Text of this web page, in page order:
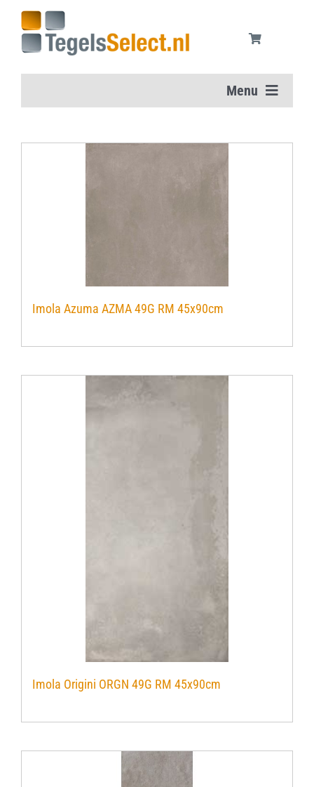
inhoud
Menu
Aanbiedingen
Onderhoudsmiddelen
Verwerkingsmaterialen
Imola Azuma AZMA 49G RM 45x90cm
Imola Origini ORGN 49G RM 45x90cm